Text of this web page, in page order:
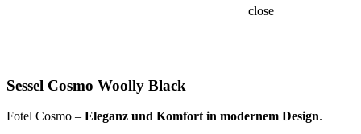
close
Sessel Cosmo Woolly Black
Fotel Cosmo – Eleganz und Komfort in modernem Design.